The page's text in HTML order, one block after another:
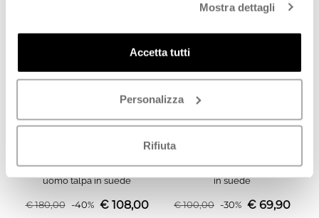
Mostra dettagli
Accetta tutti
Personalizza
Rifiuta
CLARKS ORIGINALS Polacco
uomo talpa in suede
€180,00 -40% € 108,00
GEOX Polacco uomo marrone
in suede
€100,00 -30% € 69,90